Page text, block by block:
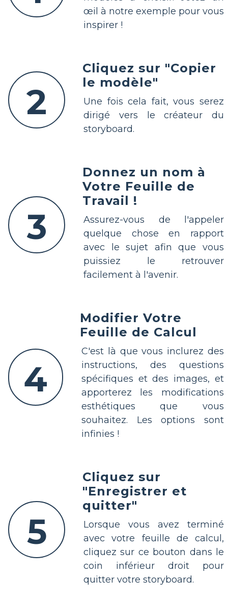
œil à notre exemple pour vous
inspirer !
2
Cliquez sur "Copier
le modèle"
Une fois cela fait, vous serez
dirigé vers le créateur du
storyboard.
3
Donnez un nom à
Votre Feuille de
Travail !
Assurez-vous de l'appeler
quelque chose en rapport
avec le sujet afin que vous
puissiez le retrouver
facilement à l'avenir.
4
Modifier Votre
Feuille de Calcul
C'est là que vous inclurez des
instructions, des questions
spécifiques et des images, et
apporterez les modifications
esthétiques que vous
souhaitez. Les options sont
infinies !
5
Cliquez sur
"Enregistrer et
quitter"
Lorsque vous avez terminé
avec votre feuille de calcul,
cliquez sur ce bouton dans le
coin inférieur droit pour
quitter votre storyboard.